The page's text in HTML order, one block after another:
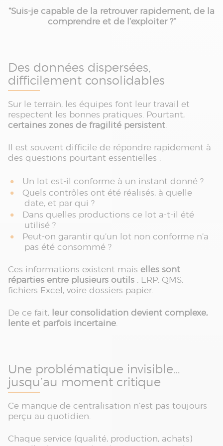
“Suis-je capable de la retrouver rapidement, de la
comprendre et de l’exploiter ?”
Des données dispersées,
difficilement consolidables
Sur le terrain, les équipes font leur travail et
respectent les bonnes pratiques. Pourtant,
certaines zones de fragilité persistent.
Il est souvent difficile de répondre rapidement à
des questions pourtant essentielles :
Un lot est-il conforme à un instant donné ?
Quels contrôles ont été réalisés, à quelle
date, et par qui ?
Dans quelles productions ce lot a-t-il été
utilisé ?
Peut-on garantir qu’un lot non conforme n’a
pas été consommé ?
Ces informations existent mais elles sont
réparties entre plusieurs outils : ERP, QMS,
fichiers Excel, voire dossiers papier.
De ce fait, leur consolidation devient complexe,
lente et parfois incertaine.
Une problématique invisible…
jusqu’au moment critique
Ce manque de centralisation n’est pas toujours
perçu au quotidien.
Chaque service (qualité, production, achats)